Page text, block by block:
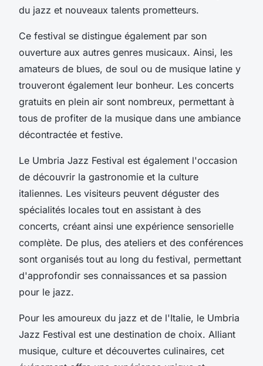
du jazz et nouveaux talents prometteurs.
Ce festival se distingue également par son
ouverture aux autres genres musicaux. Ainsi, les
amateurs de blues, de soul ou de musique latine y
trouveront également leur bonheur. Les concerts
gratuits en plein air sont nombreux, permettant à
tous de profiter de la musique dans une ambiance
décontractée et festive.
Le Umbria Jazz Festival est également l'occasion
de découvrir la gastronomie et la culture
italiennes. Les visiteurs peuvent déguster des
spécialités locales tout en assistant à des
concerts, créant ainsi une expérience sensorielle
complète. De plus, des ateliers et des conférences
sont organisés tout au long du festival, permettant
d'approfondir ses connaissances et sa passion
pour le jazz.
Pour les amoureux du jazz et de l'Italie, le Umbria
Jazz Festival est une destination de choix. Alliant
musique, culture et découvertes culinaires, cet